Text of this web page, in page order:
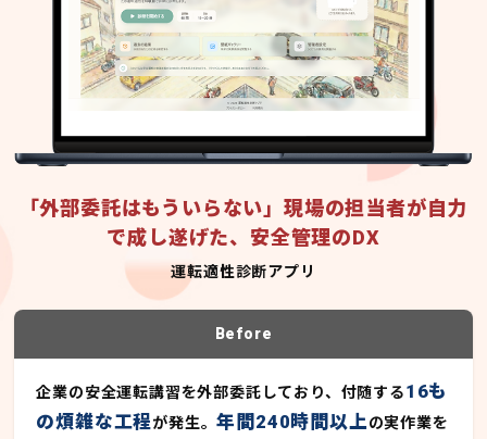
「外部委託はもういらない」現場の担当者が自力
で成し遂げた、安全管理のDX
運転適性診断アプリ
Before
企業の安全運転講習を外部委託しており、付随する16も
の煩雑な工程が発生。年間240時間以上の実作業を